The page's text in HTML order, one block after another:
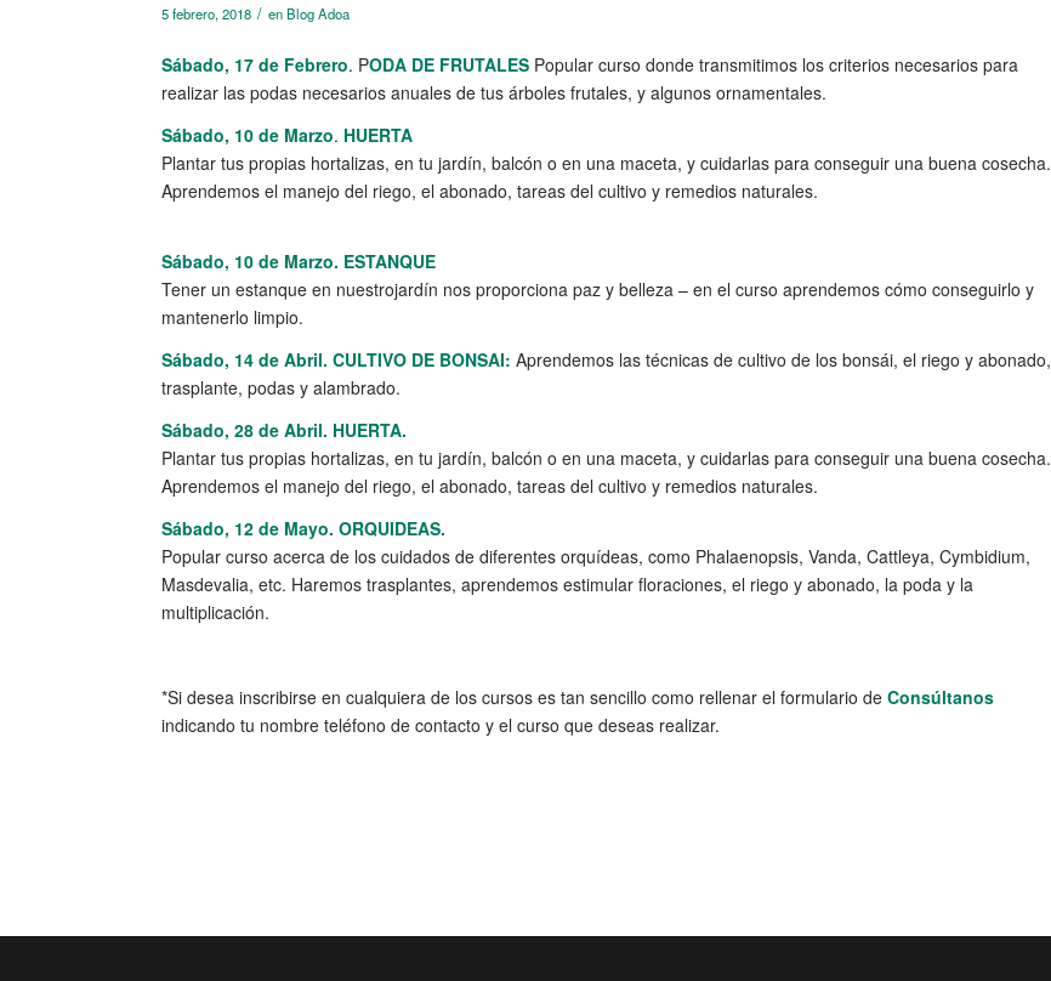
5 febrero, 2018 / enBlog Adoa
Sábado, 17 de Febrero. PODA DE FRUTALES Popular curso donde transmitimos los criterios necesarios para
realizar las podas necesarios anuales de tus árboles frutales, y algunos ornamentales.
Sábado, 10 de Marzo. HUERTA
Plantar tus propias hortalizas, en tu jardín, balcón o en una maceta, y cuidarlas para conseguir una buena cosecha.
Aprendemos el manejo del riego, el abonado, tareas del cultivo y remedios naturales.
Sábado, 10 de Marzo. ESTANQUE
Tener un estanque en nuestrojardín nos proporciona paz y belleza – en el curso aprendemos cómo conseguirlo y
mantenerlo limpio.
Sábado, 14 de Abril. CULTIVO DE BONSAI: Aprendemos las técnicas de cultivo de los bonsái, el riego y abonado,
trasplante, podas y alambrado.
Sábado, 28 de Abril. HUERTA.
Plantar tus propias hortalizas, en tu jardín, balcón o en una maceta, y cuidarlas para conseguir una buena cosecha.
Aprendemos el manejo del riego, el abonado, tareas del cultivo y remedios naturales.
Sábado, 12 de Mayo. ORQUIDEAS.
Popular curso acerca de los cuidados de diferentes orquídeas, como Phalaenopsis, Vanda, Cattleya, Cymbidium,
Masdevalia, etc. Haremos trasplantes, aprendemos estimular floraciones, el riego y abonado, la poda y la
multiplicación.
*Si desea inscribirse en cualquiera de los cursos es tan sencillo como rellenar el formulario de Consúltanos
indicando tu nombre teléfono de contacto y el curso que deseas realizar.